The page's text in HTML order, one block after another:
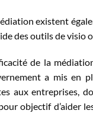
existent
des outils de visio
de la
a mis en
aux entreprises,
objectif d’aider